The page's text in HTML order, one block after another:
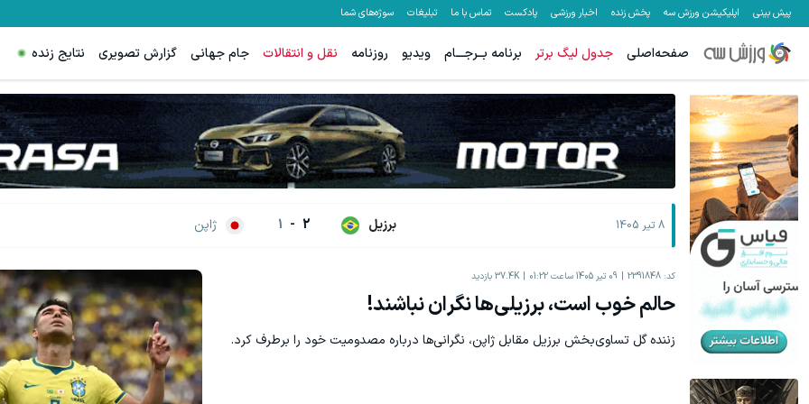
پیش بینی اپلیکیشن ورزش سه پخش زنده اخبار ورزشی پادکست تماس با ما تبلیغات سوژه‌های شما
صفحه‌اصلی جدول لیگ برتر برنامه بــرجـــام ویدیو روزنامه نقل و انتقالات جام جهانی گزارش تصویری نتایج زنده
8 تیر 1405 برزیل 2
-
1 ژاپن
کد: 2391848 09 تیر 1405 ساعت 01:22 37.4K بازدید
حالم خوب است، برزیلی‌ها نگران نباشند!
زننده گل تساوی‌بخش برزیل مقابل ژاپن، نگرانی‌ها درباره مصدومیت خود را برطرف کرد.